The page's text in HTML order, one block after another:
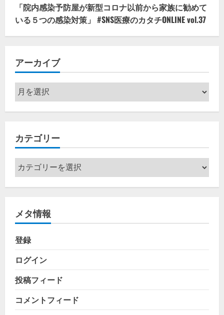
「院内感染予防屋が新型コロナ以前から家族に勧めて
いる５つの感染対策」 #SNS医療のカタチONLINE vol.37
アーカイブ
ア
ー
カ
ブ
カテゴリー
カ
テ
ゴ
ー
メタ情報
登録
ログイン
投稿フィード
コメントフィード